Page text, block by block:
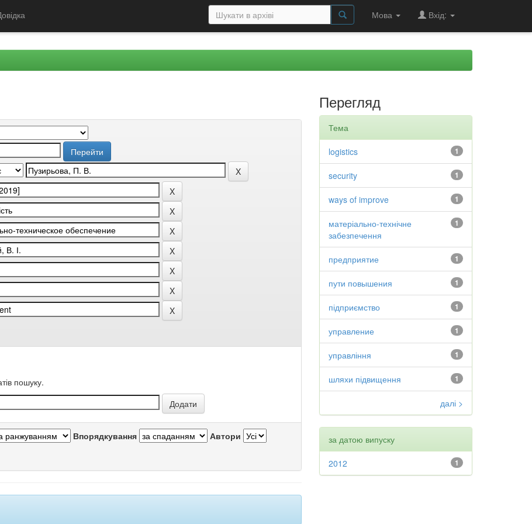
Мова Вхід:
пошуку.
Впорядкування Автори
Перегляд
Тема
1
logistics
1
security
1
ways of improve
1
матеріально-технічне
забезпечення
1
предприятие
1
пути повышения
1
підприємство
1
управление
1
управління
1
шляхи підвищення
далі >
за датою випуску
1
2012